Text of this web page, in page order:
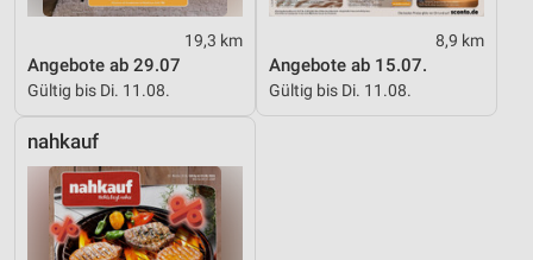
19,3 km
Angebote ab 29.07
Gültig bis Di. 11.08.
8,9 km
Angebote ab 15.07.
Gültig bis Di. 11.08.
nahkauf